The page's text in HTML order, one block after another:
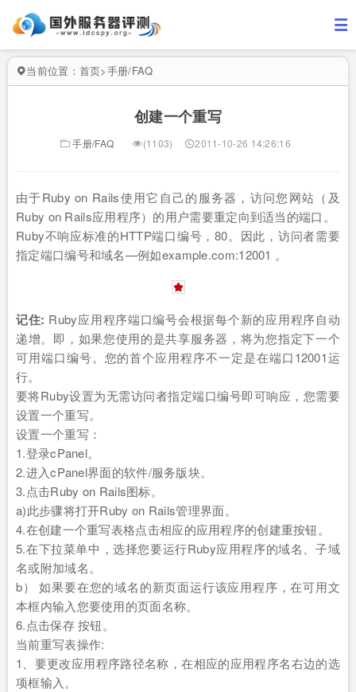
当前位置： 首页>手册/FAQ
创建一个重写
手册/FAQ (1103) 2011-10-26 14:26:16
由于Ruby on Rails使用它自己的服务器，访问您网站（及
Ruby on Rails应用程序）的用户需要重定向到适当的端口。
Ruby不响应标准的HTTP端口编号，80。因此，访问者需要
指定端口编号和域名—例如example.com:12001 。
记住: Ruby应用程序端口编号会根据每个新的应用程序自动
递增。即，如果您使用的是共享服务器，将为您指定下一个
可用端口编号。您的首个应用程序不一定是在端口12001运
行。
要将Ruby设置为无需访问者指定端口编号即可响应，您需要
设置一个重写。
设置一个重写：
1.登录cPanel。
2.进入cPanel界面的软件/服务版块。
3.点击Ruby on Rails图标。
a)此步骤将打开Ruby on Rails管理界面。
4.在创建一个重写表格点击相应的应用程序的创建重按钮。
5.在下拉菜单中，选择您要运行Ruby应用程序的域名、子域
名或附加域名。
b） 如果要在您的域名的新页面运行该应用程序，在可用文
本框内输入您要使用的页面名称。
6.点击保存 按钮。
当前重写表操作:
1、要更改应用程序路径名称，在相应的应用程序名右边的选
项框输入。